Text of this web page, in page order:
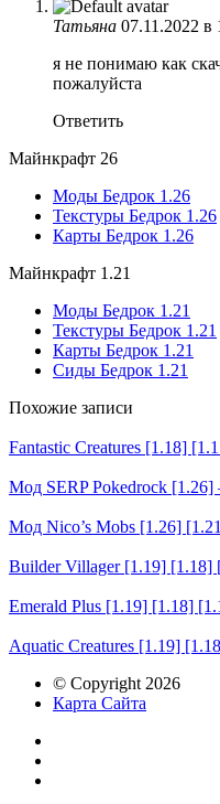
Татьяна 07.11.2022 в
я не понимаю как
пожалуйста
Ответить
Майнкрафт 26
Моды Бедрок 1.26
Текстуры Бедрок 1.26
Карты Бедрок 1.26
Майнкрафт 1.21
Моды Бедрок 1.21
Текстуры Бедрок 1.21
Карты Бедрок 1.21
Сиды Бедрок 1.21
Похожие записи
Fantastic Creatures [1.18]
Мод SERP Pokеdrock
Мод Nico’s Mobs [1.26]
Builder Villager [1.19] [1.18]
Emerald Plus [1.19] [1.18]
Aquatic Creatures [1.19]
© Copyright 2026
Карта Сайта